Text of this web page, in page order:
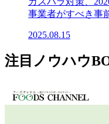
事業者がすべき事
2025.08.15
注目ノウハウ